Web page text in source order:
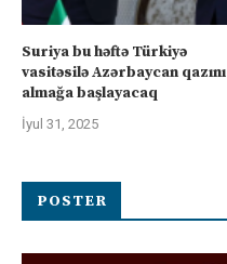
Suriya bu həftə Türkiyə
vasitəsilə Azərbaycan qazını
almağa başlayacaq
İyul 31, 2025
POSTER